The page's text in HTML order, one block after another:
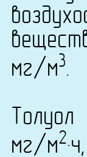
мг/м3.
мг/м2